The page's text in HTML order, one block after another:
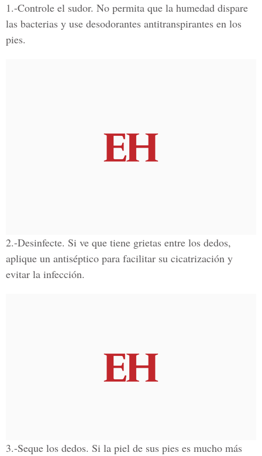
1.-Controle el sudor. No permita que la humedad dispare
las bacterias y use desodorantes antitranspirantes en los
pies.
2.-Desinfecte. Si ve que tiene grietas entre los dedos,
aplique un antiséptico para facilitar su cicatrización y
evitar la infección.
3.-Seque los dedos. Si la piel de sus pies es mucho más